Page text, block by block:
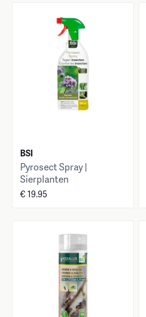
BSI
Pyrosect Spray |
Sierplanten
€ 19.95